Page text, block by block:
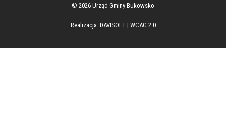
© 2026 Urząd Gminy Bukowsko
Realizacja: DAVISOFT| WCAG 2.0